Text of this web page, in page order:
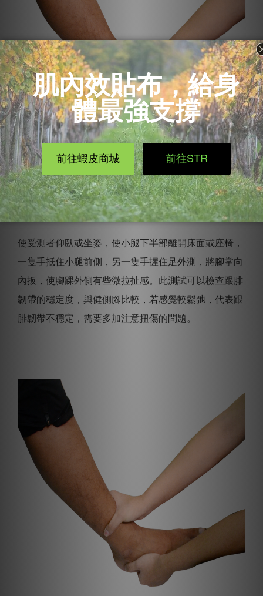
【方法二】內翻壓力測試(Varus
stress test)
使受測者仰臥或坐姿，使小腿下半部離開床面或座椅，
一隻手抵住小腿前側，另一隻手握住足外測，將腳掌向
內扳，使腳踝外側有些微拉扯感。 此測試可以檢查跟腓
韌帶的穩定度，與健側腳比較，若感覺較鬆弛，代表跟
腓韌帶不穩定，需要多加注意扭傷的問題。